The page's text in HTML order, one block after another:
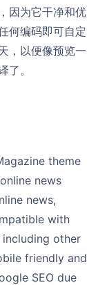
因为它干净和优
何编码即可自定
，以便像预览一
了。
theme
news
news,
with
other
friendly and
SEO due